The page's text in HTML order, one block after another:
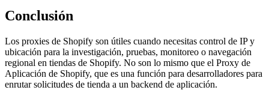
Conclusión
Los proxies de Shopify son útiles cuando necesitas control de IP y
ubicación para la investigación, pruebas, monitoreo o navegación
regional en tiendas de Shopify. No son lo mismo que el Proxy de
Aplicación de Shopify, que es una función para desarrolladores para
enrutar solicitudes de tienda a un backend de aplicación.